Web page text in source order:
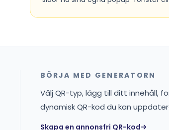
BÖRJA MED GENERATORN
Välj QR-typ, lägg till ditt innehåll,
dynamisk QR-kod du kan
Skapa en annonsfri QR-kod